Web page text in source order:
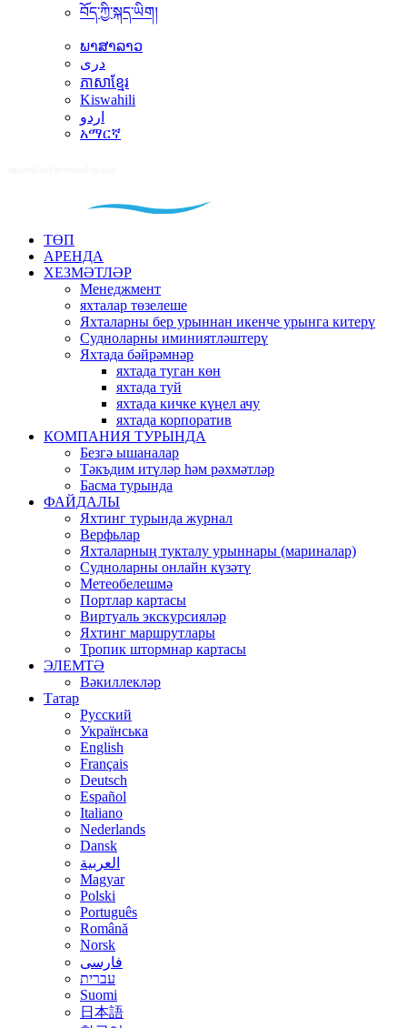
བོད་ཀྱི་སྐད་ཡིག།
ພາສາລາວ
دری
ភាសាខ្មែរ
Kiswahili
اردو
አማርኛ
ТӨП
АРЕНДА
ХЕЗМӘТЛӘР
Менеджмент
яхталар төзелеше
Яхталарны бер урыннан икенче урынга китерү
Судноларны иминиятләштерү
Яхтада бәйрәмнәр
яхтада туган көн
яхтада туй
яхтада кичке күңел ачу
яхтада корпоратив
КОМПАНИЯ ТУРЫНДА
Безгә ышаналар
Тәкъдим итүләр һәм рәхмәтләр
Басма турында
ФАЙДАЛЫ
Яхтинг турында журнал
Верфьлар
Яхталарның тукталу урыннары (мариналар)
Судноларны онлайн күзәтү
Метеобелешмә
Портлар картасы
Виртуаль экскурсияләр
Яхтинг маршрутлары
Тропик штормнар картасы
ЭЛЕМТӘ
Вәкиллекләр
Татар
Русский
Українська
English
Français
Deutsch
Español
Italiano
Nederlands
Dansk
العربية
Magyar
Polski
Português
Română
Norsk
فارسی
עברית
Suomi
日本語